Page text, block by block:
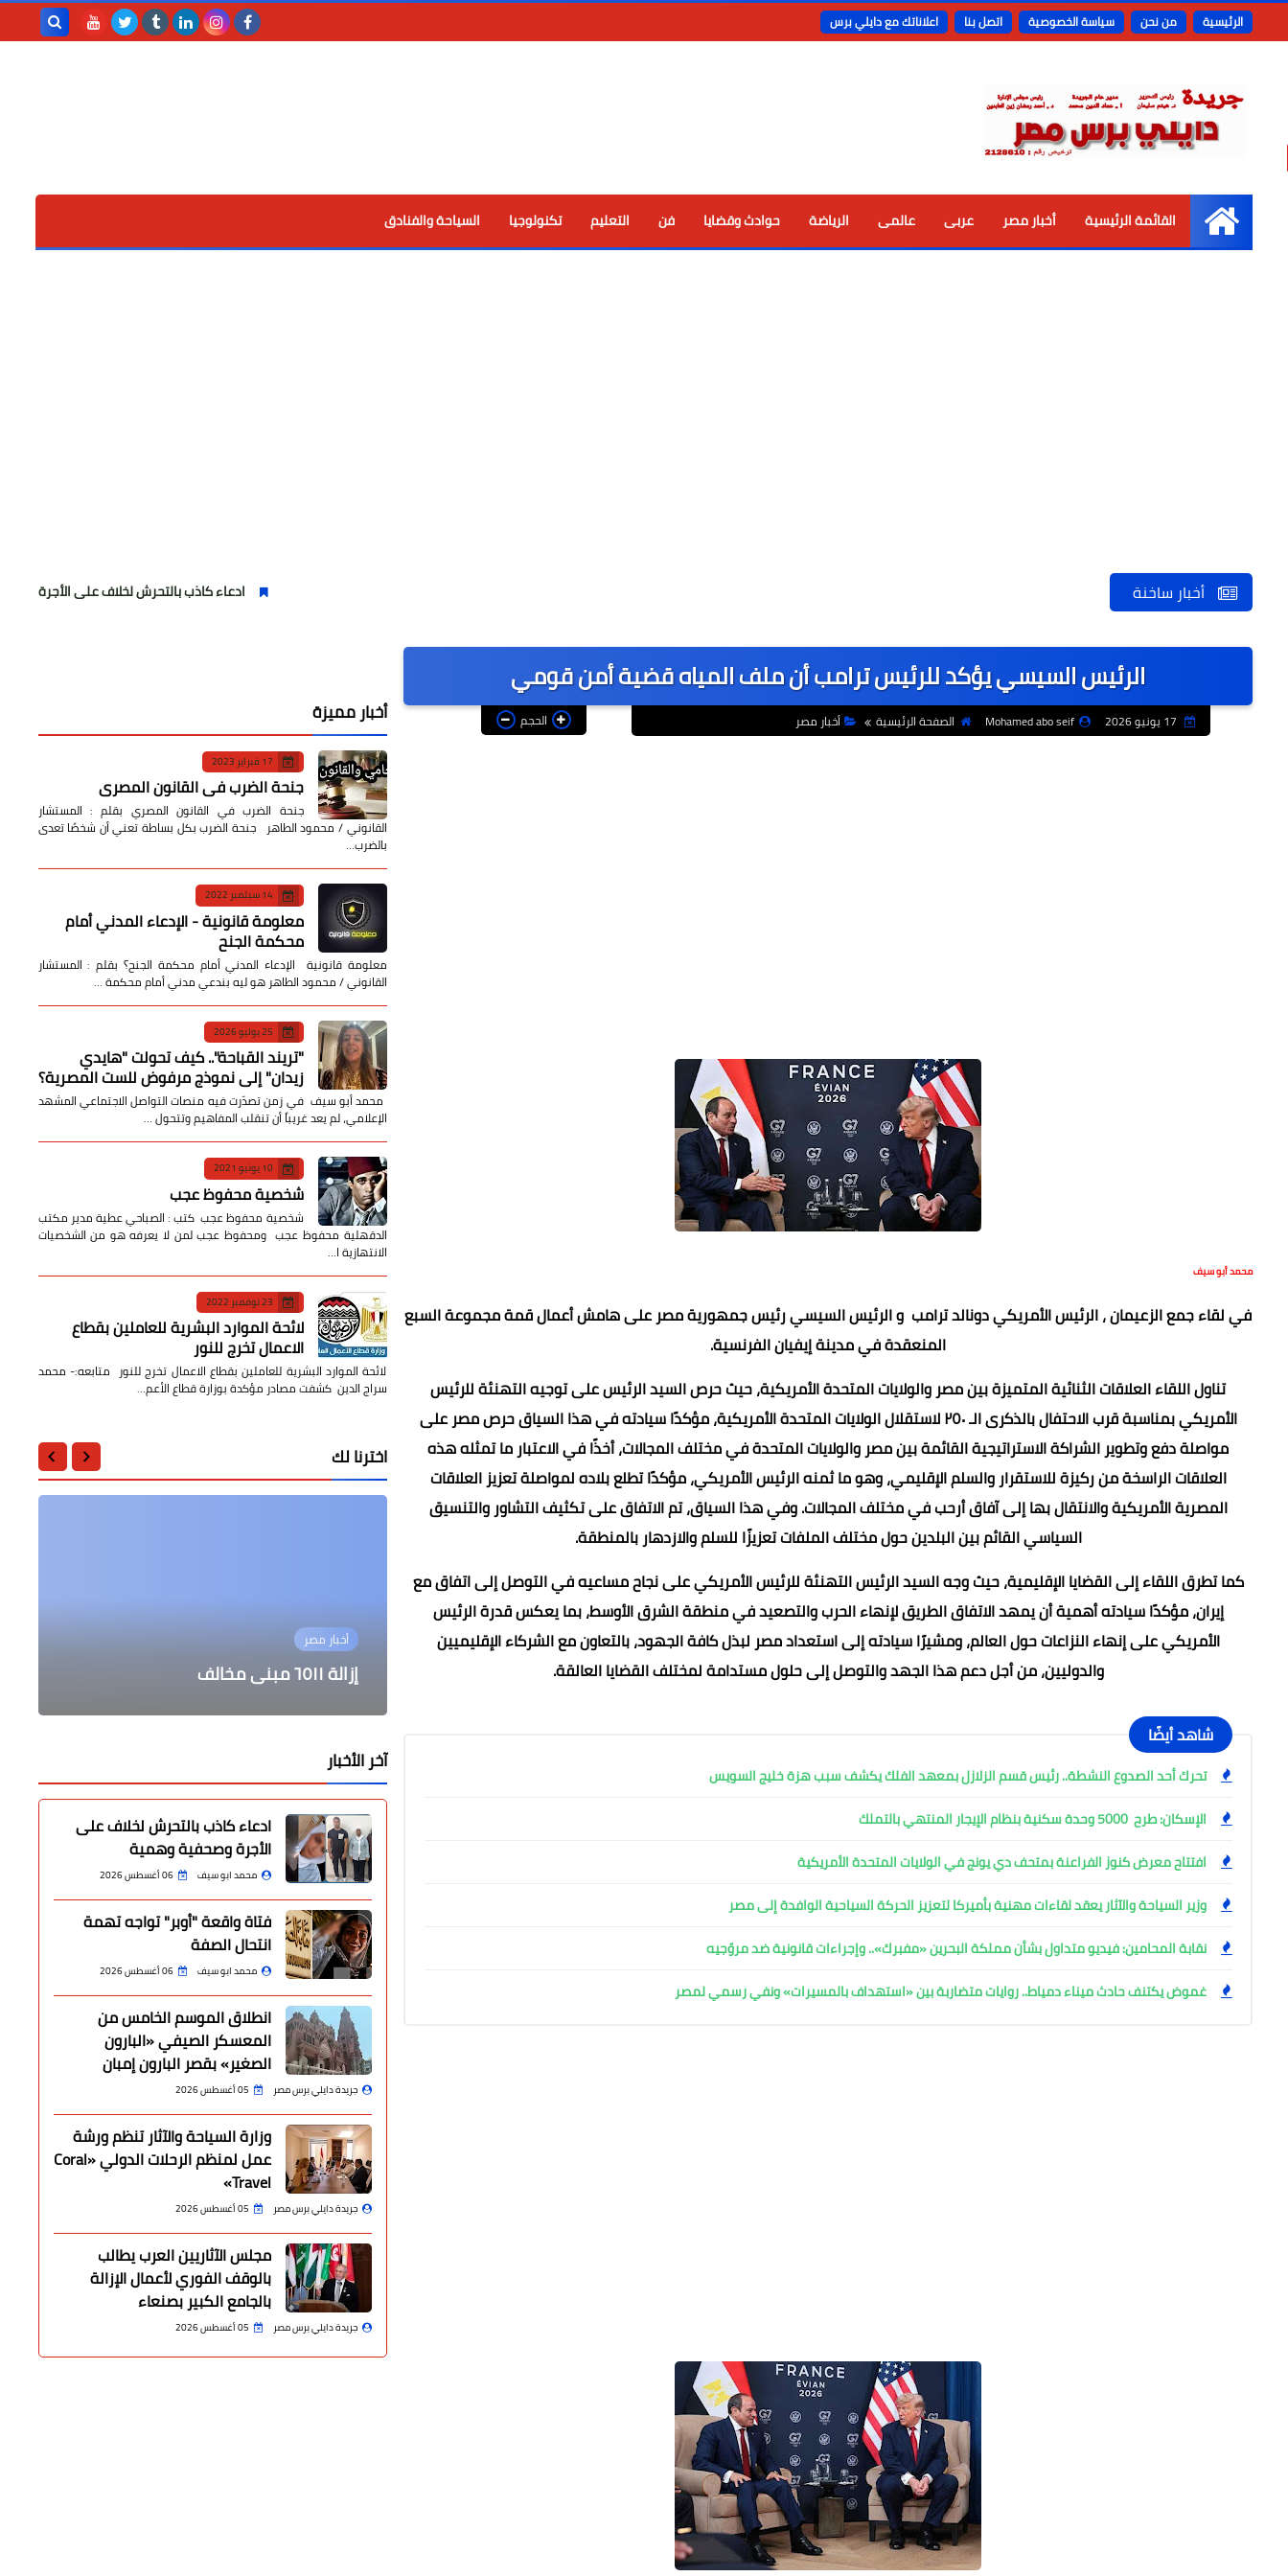
الرئيسية من نحن سياسة الخصوصية اتصل بنا اعلاناتك مع دايلي برس
الرئيسية
القائمة الرئيسية أخبار مصر عربى عالمى الرياضة حوادث وقضايا فن التعليم تكنولوجيا السياحة والفنادق
أخبار ساخنة ادعاء كاذب بالتحرش لخلاف على الأجرة وصحفية وهمية
الرئيس السيسي يؤكد للرئيس ترامب أن ملف المياه قضية أمن قومي
Mohamed abo seif الصفحة الرئيسية أخبار مصر الحجم
محمد أبو سيف
في لقاء جمع الزعيمان ، الرئيس الأمريكي دونالد ترامب و الرئيس السيسي رئيس جمهورية مصر على هامش أعمال قمة مجموعة السبع
المنعقدة في مدينة إيفيان الفرنسية.
تناول اللقاء العلاقات الثنائية المتميزة بين مصر والولايات المتحدة الأمريكية، حيث حرص السيد الرئيس على توجيه التهنئة للرئيس
الأمريكي بمناسبة قرب الاحتفال بالذكرى الـ ٢٥٠ لاستقلال الولايات المتحدة الأمريكية، مؤكدًا سيادته في هذا السياق حرص مصر على
مواصلة دفع وتطوير الشراكة الاستراتيجية القائمة بين مصر والولايات المتحدة في مختلف المجالات، أخذًا في الاعتبار ما تمثله هذه
العلاقات الراسخة من ركيزة للاستقرار والسلم الإقليمي، وهو ما ثمنه الرئيس الأمريكي، مؤكدًا تطلع بلاده لمواصلة تعزيز العلاقات
المصرية الأمريكية والانتقال بها إلى آفاق أرحب في مختلف المجالات. وفي هذا السياق، تم الاتفاق على تكثيف التشاور والتنسيق
السياسي القائم بين البلدين حول مختلف الملفات تعزيزًا للسلم والازدهار بالمنطقة.
كما تطرق اللقاء إلى القضايا الإقليمية، حيث وجه السيد الرئيس التهنئة للرئيس الأمريكي على نجاح مساعيه في التوصل إلى اتفاق مع
إيران، مؤكدًا سيادته أهمية أن يمهد الاتفاق الطريق لإنهاء الحرب والتصعيد في منطقة الشرق الأوسط، بما يعكس قدرة الرئيس
الأمريكي على إنهاء النزاعات حول العالم، ومشيرًا سيادته إلى استعداد مصر لبذل كافة الجهود، بالتعاون مع الشركاء الإقليميين
والدوليين، من أجل دعم هذا الجهد والتوصل إلى حلول مستدامة لمختلف القضايا العالقة.
شاهد أيضًا
تحرك أحد الصدوع النشطة.. رئيس قسم الزلازل بمعهد الفلك يكشف سبب هزة خليج السويس
الإسكان: طرح 5000 وحدة سكنية بنظام الإيجار المنتهي بالتملك
افتتاح معرض كنوز الفراعنة بمتحف دي يونج في الولايات المتحدة الأمريكية
وزير السياحة والآثار يعقد لقاءات مهنية بأميركا لتعزيز الحركة السياحية الوافدة إلى مصر
نقابة المحامين: فيديو متداول بشأن مملكة البحرين «مفبرك».. وإجراءات قانونية ضد مروّجيه
غموض يكتنف حادث ميناء دمياط.. روايات متضاربة بين «استهداف بالمسيرات» ونفي رسمي لمصر
أخبار مميزة
17 فبراير 2023
جنحة الضرب في القانون المصري
جنحة الضرب في القانون المصري بقلم : المستشار
القانوني / محمود الطاهر جنحة الضرب بكل بساطة تعني أن شخصًا تعدى
بالضرب…
14 سبتمبر 2022
معلومة قانونية - الإدعاء المدني أمام
محكمة الجنح
معلومة قانونية الإدعاء المدني أمام محكمة الجنح؟ بقلم : المستشار
القانوني / محمود الطاهر هو ليه بندعي مدني أمام محكمة …
25 يوليو 2026
​"تريند القباحة".. كيف تحولت "هايدي
زيدان" إلى نموذج مرفوض للست المصرية؟
​ محمد أبو سيف ​في زمن تصدّرت فيه منصات التواصل الاجتماعي المشهد
الإعلامي، لم يعد غريباً أن تنقلب المفاهيم وتتحول …
10 يونيو 2021
شخصية محفوظ عجب
شخصية محفوظ عجب كتب : الصباحي عطية مدير مكتب
الدقهلية محفوظ عجب ومحفوظ عجب لمن لا يعرفه هو من الشخصيات
الانتهازية ا…
23 نوفمبر 2022
لائحة الموارد البشرية للعاملين بقطاع
الاعمال تخرج للنور
لائحة الموارد البشرية للعاملين بقطاع الاعمال تخرج للنور متابعه:- محمد
سراج الدين كشفت مصادر مؤكدة بوزارة قطاع الأعم…
اخترنا لك
20 مارس 2022
أخبار مصر
إزالة ٦٥١١ مبنى مخالف
محمد ابو سيف
20 مارس 2022
القاضية من مولي تسقط كارولينا في
UFC لندن
20 مارس 2022
تشافي يضع التشكيلة وتغييرات في خط
الوسط والمقدمة
20 مارس 2022
الرياضة
فيريرا سيكون القادم افضل للزمالك
20 مارس 2022
القصيف يتابع اعمال الحملة المكبرة
للتفتيش على المخابز البلدية
آخر الأخبار
ادعاء كاذب بالتحرش لخلاف على
الأجرة وصحفية وهمية
محمد ابو سيف 06 أغسطس 2026
فتاة واقعة "أوبر" تواجه تهمة
انتحال الصفة
محمد ابو سيف 06 أغسطس 2026
انطلاق الموسم الخامس من
المعسكر الصيفي «البارون
الصغير» بقصر البارون إمبان
جريدة دايلي برس مصر 05 أغسطس 2026
وزارة السياحة والآثار تنظم ورشة
عمل لمنظم الرحلات الدولي «Coral
Travel»
جريدة دايلي برس مصر 05 أغسطس 2026
مجلس الآثاريين العرب يطالب
بالوقف الفوري لأعمال الإزالة
بالجامع الكبير بصنعاء
جريدة دايلي برس مصر 05 أغسطس 2026